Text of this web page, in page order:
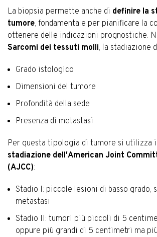
La biopsia permette anche di definire la
tumore, fondamentale per pianificare la
ottenere delle indicazioni prognostiche.
Sarcomi dei tessuti molli, la stadiazione
Grado istologico
Dimensioni del tumore
Profondità della sede
Presenza di metastasi
Per questa tipologia di tumore si utilizza il
stadiazione dell'American Joint
(AJCC):
Stadio I: piccole lesioni di basso grado,
metastasi
Stadio II: tumori più piccoli di 5
oppure più grandi di 5 centimetri ma